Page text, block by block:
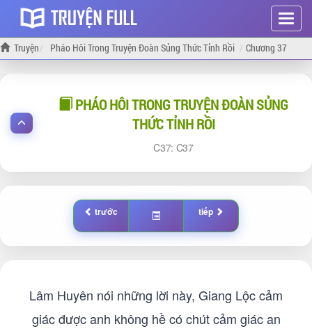
Hiện
menu
Truyện Pháo Hôi Trong Truyện Đoàn Sủng Thức Tỉnh Rồi Chương 37
PHÁO HÔI TRONG TRUYỆN ĐOÀN SỦNG
THỨC TỈNH RỒI
37: 37
trước tiếp
Lâm Huyên nói những lời này, Giang Lộc cảm
giác được anh không hề có chút cảm giác an